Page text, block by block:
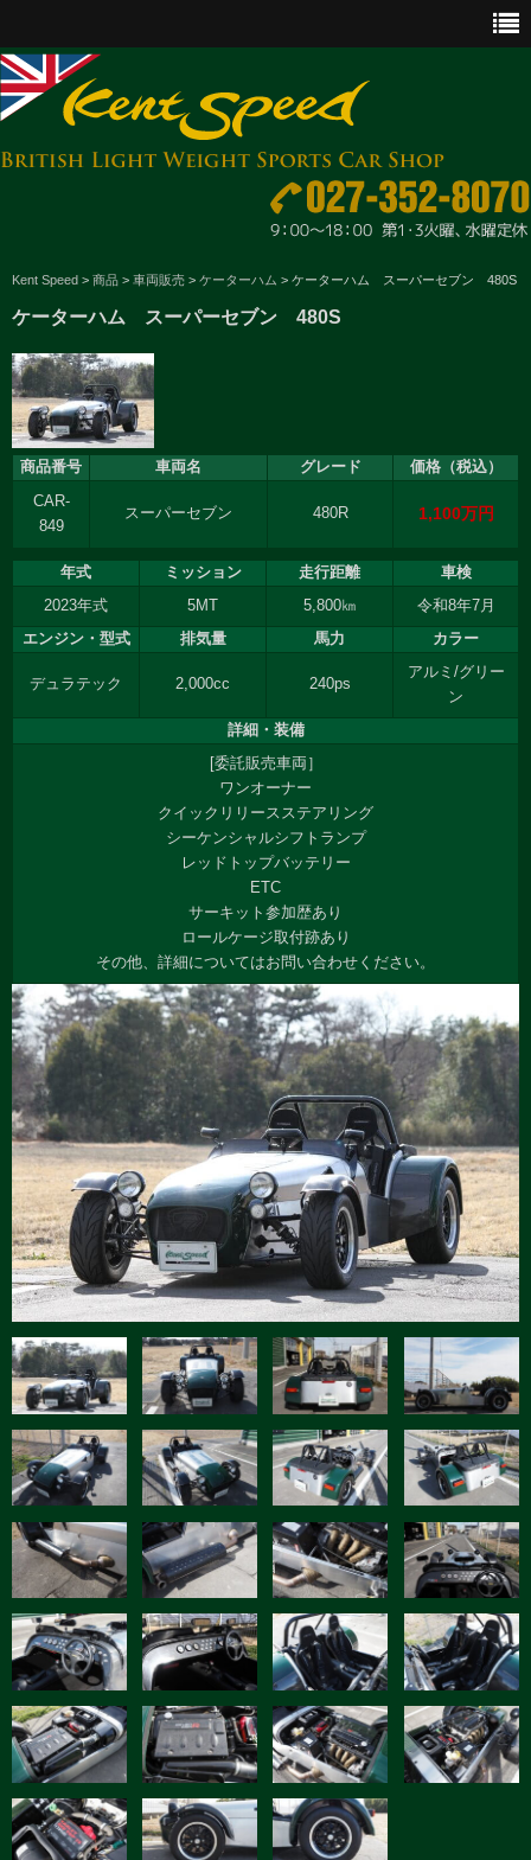
CAR SALES
PARTS
ENGINE MAINTENANCE
OTHER WORKS
GOODS & ACCESSORIES
OUTLINE
Kent Speed > 商品 > 車両販売 > ケーターハム > ケーターハム スーパーセブン 480S
ケーターハム スーパーセブン 480S
商品番号 車両名 グレード 価格（税込）
CAR-
849
スーパーセブン 480R 1,100万円
年式 ミッション 走行距離
車検
2023年式
5MT 5,800㎞
令和8年7月
エンジン・型式
排気量 馬力 カラー
デュラテック 2,000cc 240ps
アルミ/グリー
ン
詳細・装備
[委託販売車両］
ワンオーナー
クイックリリースステアリング
シーケンシャルシフトランプ
レッドトップバッテリー
ETC
サーキット参加歴あり
ロールケージ取付跡あり
その他、詳細についてはお問い合わせください。